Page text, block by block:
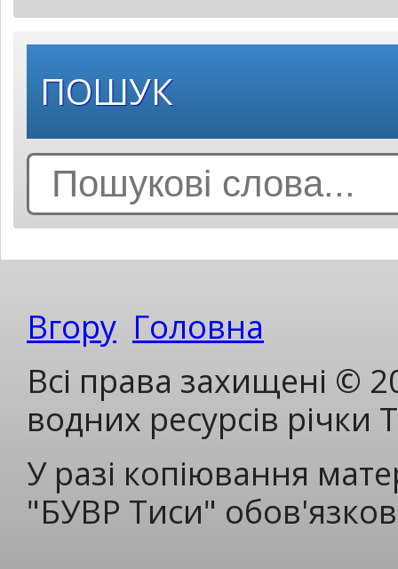
ПОШУК
Search
for:
Вгору Головна
Всі права захищені ©
водних ресурсів річки
У разі копіювання
"БУВР Тиси"